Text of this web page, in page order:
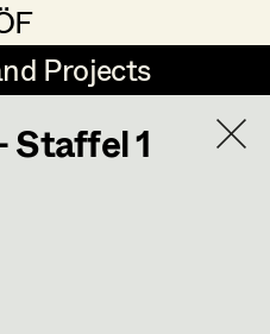
Projects
Projects
HOME
Staffel 1